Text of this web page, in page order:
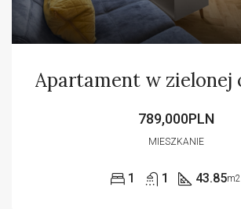
789,000PLN
MIESZKANIE
1 1 43.85m2